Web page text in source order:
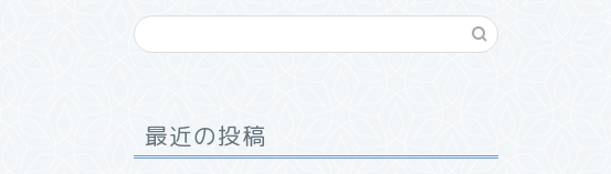
最近の投稿